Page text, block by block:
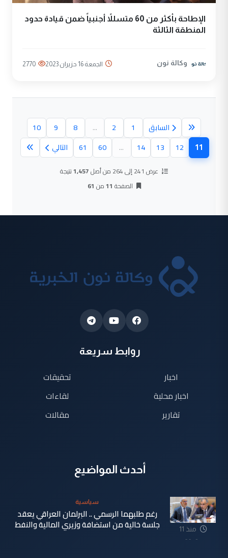
الإطاحة بأكثر من 60 متسللاً أجنبياً ضمن قيادة حدود
المنطقة الثالثة
وكالة نون الجمعة 16 حزيران 2023 2770
السابق 1
2
...
8
9
10
11(الصفحة الحالية)
12
13
14
...
60
61 التالي
عرض 241 إلى 264 من أصل 1,457نتيجة
الصفحة 11من 61
روابط سريعة
اخبار
اخبار محلية
تقارير
تحقيقات
لقاءات
مقالات
أحدث المواضيع
منذ 11
دقيقة
سياسية
رغم طلبهما الرسمي .. البرلمان العراقي يعقد
جلسة خالية من استضافة وزيري المالية والنفط